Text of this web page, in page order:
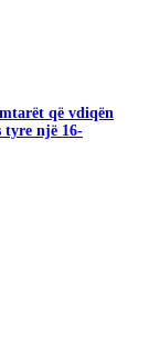
që vdiqën
tyre një 16-